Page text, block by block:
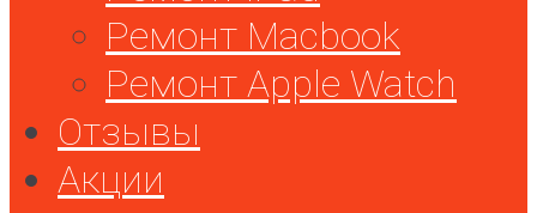
Ремонт Macbook
Ремонт Apple Watch
Отзывы
Акции